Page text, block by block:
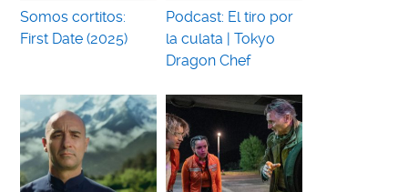
Somos cortitos:
First Date (2025)
Podcast: El tiro por
la culata | Tokyo
Dragon Chef